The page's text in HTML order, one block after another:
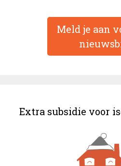
Meld je aan
Extra subsidie voor